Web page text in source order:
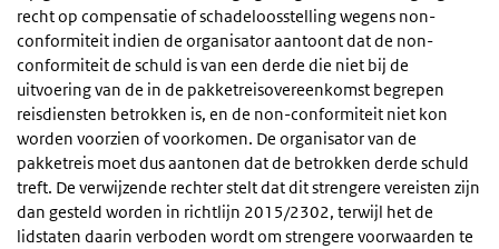
recht op compensatie of schadeloosstelling wegens non-
conformiteit indien de organisator aantoont dat de non-
conformiteit de schuld is van een derde die niet bij de
uitvoering van de in de pakketreisovereenkomst begrepen
reisdiensten betrokken is, en de non-conformiteit niet kon
worden voorzien of voorkomen. De organisator van de
pakketreis moet dus aantonen dat de betrokken derde schuld
treft. De verwijzende rechter stelt dat dit strengere vereisten zijn
dan gesteld worden in richtlijn 2015/2302, terwijl het de
lidstaten daarin verboden wordt om strengere voorwaarden te